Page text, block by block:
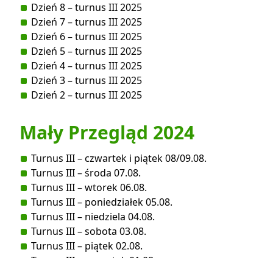
Dzień 8 – turnus III 2025
Dzień 7 – turnus III 2025
Dzień 6 – turnus III 2025
Dzień 5 – turnus III 2025
Dzień 4 – turnus III 2025
Dzień 3 – turnus III 2025
Dzień 2 – turnus III 2025
Mały Przegląd 2024
Turnus III – czwartek i piątek 08/09.08.
Turnus III – środa 07.08.
Turnus III – wtorek 06.08.
Turnus III – poniedziałek 05.08.
Turnus III – niedziela 04.08.
Turnus III – sobota 03.08.
Turnus III – piątek 02.08.